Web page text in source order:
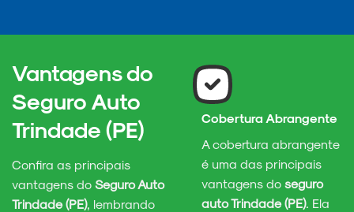
Vantagens do
Seguro Auto
Trindade (PE)
Confira as principais
vantagens do Seguro Auto
Trindade (PE), lembrando
Cobertura Abrangente
A cobertura abrangente
é uma das principais
vantagens do seguro
auto Trindade (PE). Ela